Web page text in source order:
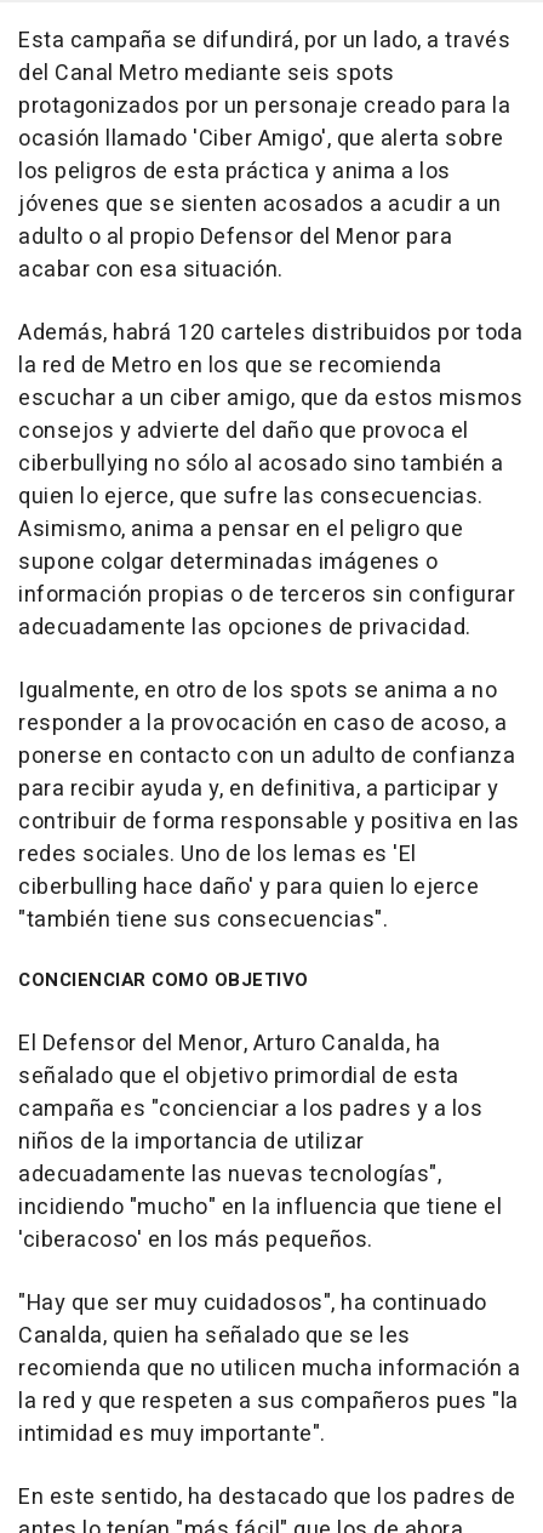
Esta campaña se difundirá, por un lado, a través
del Canal Metro mediante seis spots
protagonizados por un personaje creado para la
ocasión llamado 'Ciber Amigo', que alerta sobre
los peligros de esta práctica y anima a los
jóvenes que se sienten acosados a acudir a un
adulto o al propio Defensor del Menor para
acabar con esa situación.
Además, habrá 120 carteles distribuidos por toda
la red de Metro en los que se recomienda
escuchar a un ciber amigo, que da estos mismos
consejos y advierte del daño que provoca el
ciberbullying no sólo al acosado sino también a
quien lo ejerce, que sufre las consecuencias.
Asimismo, anima a pensar en el peligro que
supone colgar determinadas imágenes o
información propias o de terceros sin configurar
adecuadamente las opciones de privacidad.
Igualmente, en otro de los spots se anima a no
responder a la provocación en caso de acoso, a
ponerse en contacto con un adulto de confianza
para recibir ayuda y, en definitiva, a participar y
contribuir de forma responsable y positiva en las
redes sociales. Uno de los lemas es 'El
ciberbulling hace daño' y para quien lo ejerce
"también tiene sus consecuencias".
CONCIENCIAR COMO OBJETIVO
El Defensor del Menor, Arturo Canalda, ha
señalado que el objetivo primordial de esta
campaña es "concienciar a los padres y a los
niños de la importancia de utilizar
adecuadamente las nuevas tecnologías",
incidiendo "mucho" en la influencia que tiene el
'ciberacoso' en los más pequeños.
"Hay que ser muy cuidadosos", ha continuado
Canalda, quien ha señalado que se les
recomienda que no utilicen mucha información a
la red y que respeten a sus compañeros pues "la
intimidad es muy importante".
En este sentido, ha destacado que los padres de